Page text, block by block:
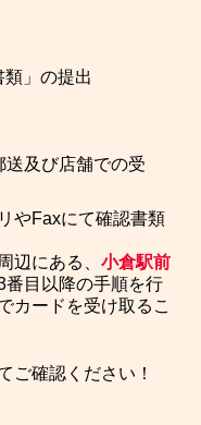
」の提出
及び店舗での受
やFaxにて確認書類
辺にある、 小倉駅前
番目以降の手順を行
カードを受け取るこ
ご確認ください！